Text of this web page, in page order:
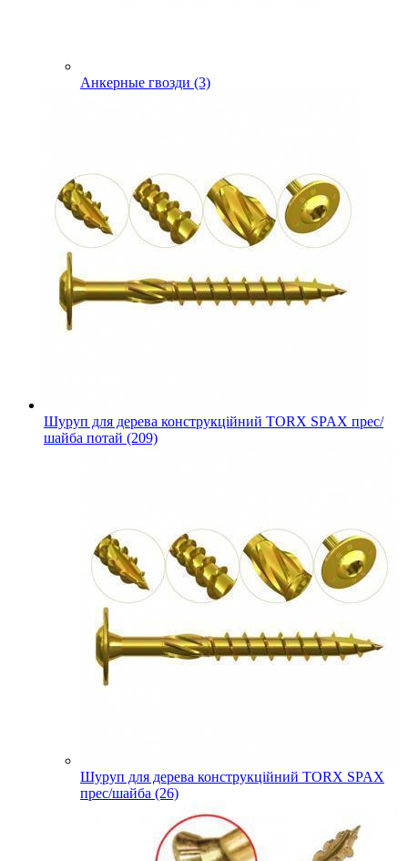
Анкерные гвозди (3)
Шуруп для дерева конструкційний TORX SPAX прес/
шайба потай (209)
Шуруп для дерева конструкційний TORX SPAX
прес/шайба (26)